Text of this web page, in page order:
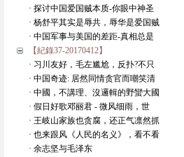
· 探讨中国爱国贼本质-你眼中神圣
· 杨舒平其实是辱共，辱华是爱国贼
· 中国军事与美国的差距-真相总是
【紀錄37-20170412】
· 习川友好，毛左尴尬，反扑?不只
· 中国奇迹: 居然同情贪官而嘲笑清
· 中國，不講理、沒邏輯的野蠻大國
· 假日好歌邓丽君 - 微风细雨，世
· 王岐山家族也贪腐，还正气凛然抓
· 也来跟风《人民的名义》，看不看
· 余志坚与毛泽东